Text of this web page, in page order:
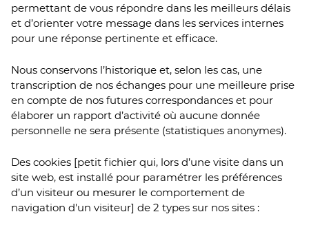
permettant de vous répondre dans les meilleurs délais
et d’orienter votre message dans les services internes
pour une réponse pertinente et efficace.
Nous conservons l’historique et, selon les cas, une
transcription de nos échanges pour une meilleure prise
en compte de nos futures correspondances et pour
élaborer un rapport d’activité où aucune donnée
personnelle ne sera présente (statistiques anonymes).
Des cookies [petit fichier qui, lors d’une visite dans un
site web, est installé pour paramétrer les préférences
d’un visiteur ou mesurer le comportement de
navigation d'un visiteur] de 2 types sur nos sites :